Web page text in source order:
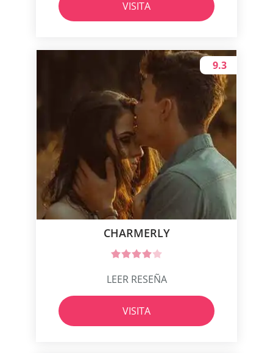
VISITA
CHARMERLY
9.3
LEER RESEÑA
VISITA